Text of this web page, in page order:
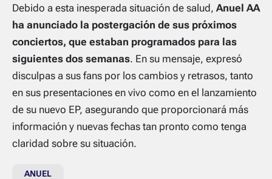
Debido a esta inesperada situación de salud, Anuel AA
ha anunciado la postergación de sus próximos
conciertos, que estaban programados para las
siguientes dos semanas. En su mensaje, expresó
disculpas a sus fans por los cambios y retrasos, tanto
en sus presentaciones en vivo como en el lanzamiento
de su nuevo EP, asegurando que proporcionará más
información y nuevas fechas tan pronto como tenga
claridad sobre su situación.
ANUEL